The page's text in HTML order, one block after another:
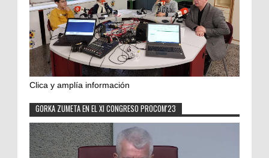
Clica y amplía información
GORKA ZUMETA EN EL XI CONGRESO PROCOM'23